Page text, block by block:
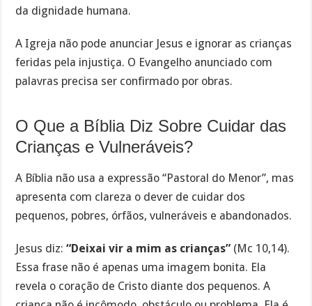
da dignidade humana.
A Igreja não pode anunciar Jesus e ignorar as crianças
feridas pela injustiça. O Evangelho anunciado com
palavras precisa ser confirmado por obras.
O Que a Bíblia Diz Sobre Cuidar das
Crianças e Vulneráveis?
A Bíblia não usa a expressão “Pastoral do Menor”, mas
apresenta com clareza o dever de cuidar dos
pequenos, pobres, órfãos, vulneráveis e abandonados.
Jesus diz:“Deixai vir a mim as crianças” (Mc 10,14).
Essa frase não é apenas uma imagem bonita. Ela
revela o coração de Cristo diante dos pequenos. A